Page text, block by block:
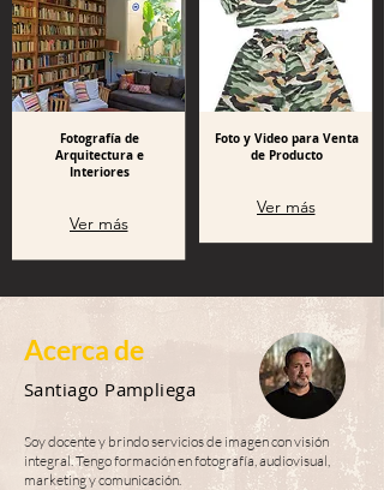
Fotografía de
Arquitectura e
Interiores
Ver más
Foto y Video para Venta
de Producto
Ver más
Acerca de
Santiago Pampliega
Soy docente y brindo servicios de imagen con visión
integral. Tengo formación en fotografía, audiovisual,
marketing y comunicación.